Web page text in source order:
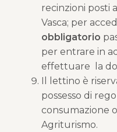
recinzioni posti
Vasca; per
obbligatorio
per entrare in
effettuare la
Il lettino è
possesso di
consumazione
Agriturismo.